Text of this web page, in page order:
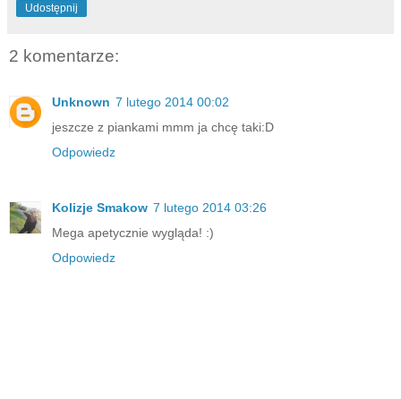
Udostępnij
2 komentarze:
Unknown 7 lutego 2014 00:02
jeszcze z piankami mmm ja chcę taki:D
Odpowiedz
Kolizje Smakow 7 lutego 2014 03:26
Mega apetycznie wygląda! :)
Odpowiedz